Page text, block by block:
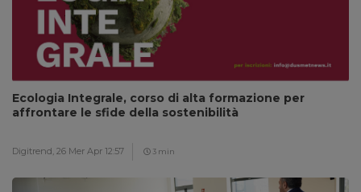
Ecologia Integrale, corso di alta formazione per
affrontare le sfide della sostenibilità
Digitrend, 26 Mer Apr 12:57 3 min